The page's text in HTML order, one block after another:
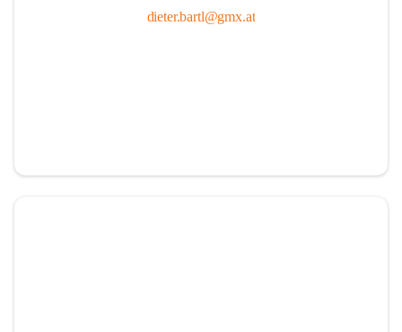
dieter.bartl@gmx.at